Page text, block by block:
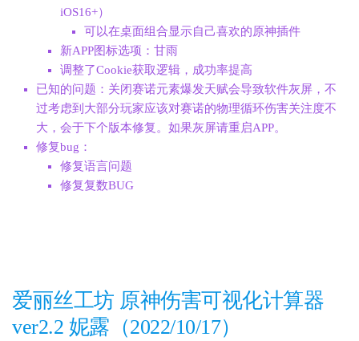
iOS16+）
可以在桌面组合显示自己喜欢的原神插件
新APP图标选项：甘雨
调整了Cookie获取逻辑，成功率提高
已知的问题：关闭赛诺元素爆发天赋会导致软件灰屏，不
过考虑到大部分玩家应该对赛诺的物理循环伤害关注度不
大，会于下个版本修复。如果灰屏请重启APP。
修复bug：
修复语言问题
修复复数BUG
爱丽丝工坊 原神伤害可视化计算器
ver2.2 妮露（2022/10/17）